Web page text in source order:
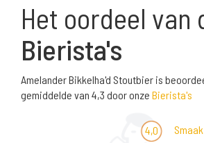
Het oordeel van
Bierista's
Amelander Bikkelha'd Stoutbier is
gemiddelde van 4,3 door onze Bierista's
4,0 Smaak